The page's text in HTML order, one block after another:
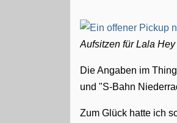
Aufsitzen für Lala Hey
Die Angaben im
und "S-Bahn
Zum Glück hatte ich